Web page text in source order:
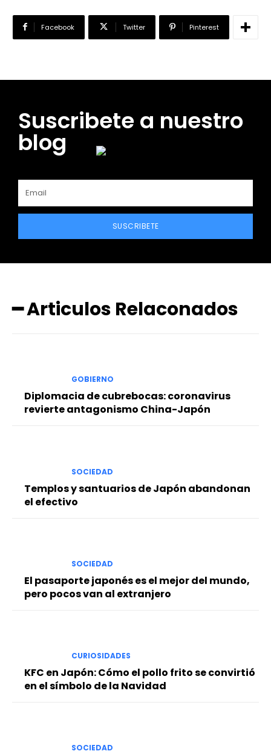
Facebook Twitter Pinterest
Suscribete a nuestro
blog
SUSCRIBETE
━ Articulos Relaconados
GOBIERNO
Diplomacia de cubrebocas: coronavirus
revierte antagonismo China-Japón
SOCIEDAD
Templos y santuarios de Japón abandonan
el efectivo
SOCIEDAD
El pasaporte japonés es el mejor del mundo,
pero pocos van al extranjero
CURIOSIDADES
KFC en Japón: Cómo el pollo frito se convirtió
en el símbolo de la Navidad
SOCIEDAD